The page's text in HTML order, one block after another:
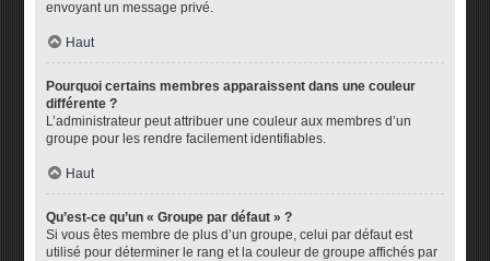
envoyant un message privé.
Haut
Pourquoi certains membres apparaissent dans une couleur
différente ?
L’administrateur peut attribuer une couleur aux membres d’un
groupe pour les rendre facilement identifiables.
Haut
Qu’est-ce qu’un « Groupe par défaut » ?
Si vous êtes membre de plus d’un groupe, celui par défaut est
utilisé pour déterminer le rang et la couleur de groupe affichés par